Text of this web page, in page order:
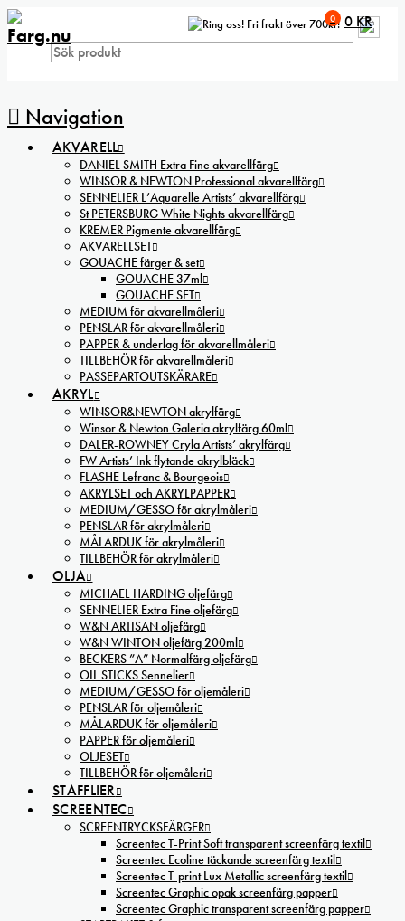
Fri frakt över 700kr!
Navigation
0 0 KR
AKVARELL
DANIEL SMITH Extra Fine akvarellfärg
WINSOR & NEWTON Professional akvarellfärg
SENNELIER L’Aquarelle Artists’ akvarellfärg
St PETERSBURG White Nights akvarellfärg
KREMER Pigmente akvarellfärg
AKVARELLSET
GOUACHE färger & set
GOUACHE 37ml
GOUACHE SET
MEDIUM för akvarellmåleri
PENSLAR för akvarellmåleri
PAPPER & underlag för akvarellmåleri
TILLBEHÖR för akvarellmåleri
PASSEPARTOUTSKÄRARE
AKRYL
WINSOR&NEWTON akrylfärg
Winsor & Newton Galeria akrylfärg 60ml
DALER-ROWNEY Cryla Artists’ akrylfärg
FW Artists’ Ink flytande akrylbläck
FLASHE Lefranc & Bourgeois
AKRYLSET och AKRYLPAPPER
MEDIUM/GESSO för akrylmåleri
PENSLAR för akrylmåleri
MÅLARDUK för akrylmåleri
TILLBEHÖR för akrylmåleri
OLJA
MICHAEL HARDING oljefärg
SENNELIER Extra Fine oljefärg
W&N ARTISAN oljefärg
W&N WINTON oljefärg 200ml
BECKERS ”A” Normalfärg oljefärg
OIL STICKS Sennelier
MEDIUM/GESSO för oljemåleri
PENSLAR för oljemåleri
MÅLARDUK för oljemåleri
PAPPER för oljemåleri
OLJESET
TILLBEHÖR för oljemåleri
STAFFLIER
SCREENTEC
SCREENTRYCKSFÄRGER
Screentec T-Print Soft transparent screenfärg textil
Screentec Ecoline täckande screenfärg textil
Screentec T-print Lux Metallic screenfärg textil
Screentec Graphic opak screenfärg papper
Screentec Graphic transparent screenfärg papper